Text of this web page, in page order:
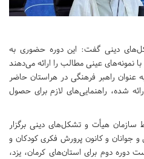
دینی گفت: این دوره حضوری به
عینی مطالب را ارائه می‌دهند
عنوان راهبر فرهنگی در هراستان حاضر
شده، راهنمایی‌های لازم برای حصول
سازمان هیأت و تشکل‌های دینی برگزار
جوانان و کانون پرورش فکری کودکان و
دوره دوم برای استان‌های کرمان، یزد،